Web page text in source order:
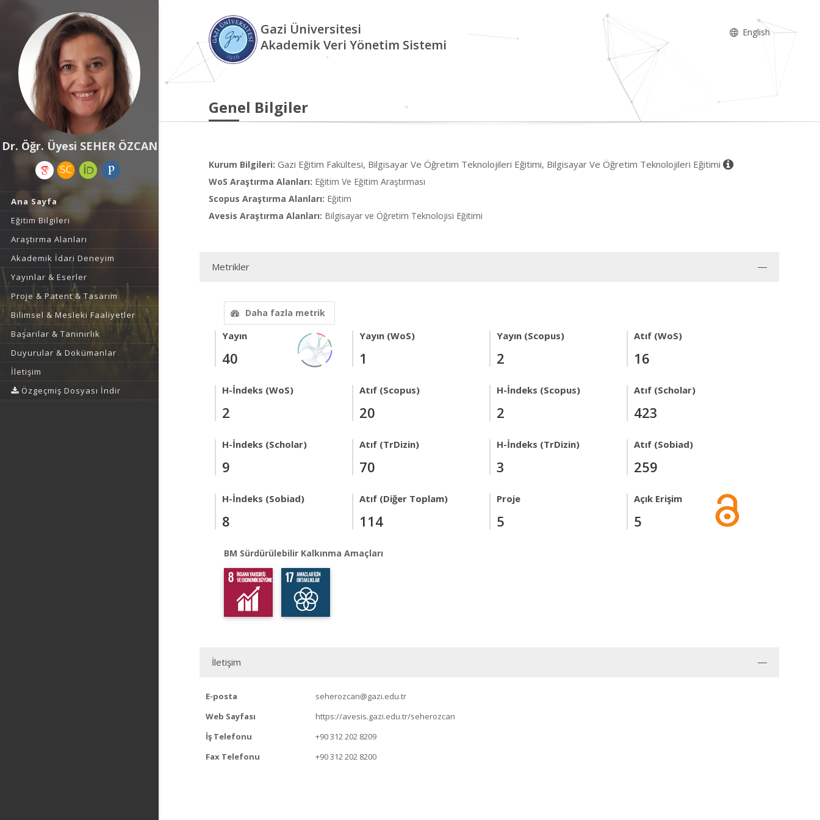
Dr. Öğr. Üyesi SEHER ÖZCAN
Ana Sayfa
Eğitim Bilgileri
Araştırma Alanları
Akademik İdari Deneyim
Yayınlar & Eserler
Proje & Patent & Tasarım
Bilimsel & Mesleki Faaliyetler
Başarılar & Tanınırlık
Duyurular & Dokümanlar
İletişim
Özgeçmiş Dosyası İndir
Gazi Üniversitesi
Akademik Veri Yönetim Sistemi
English
Genel Bilgiler
Kurum Bilgileri: Gazi Eğitim Fakültesi, Bilgisayar Ve Öğretim Teknolojileri Eğitimi, Bilgisayar Ve Öğretim Teknolojileri Eğitimi
WoS Araştırma Alanları: Eğitim Ve Eğitim Araştırması
Scopus Araştırma Alanları: Eğitim
Avesis Araştırma Alanları: Bilgisayar ve Öğretim Teknolojisi Eğitimi
Metrikler
Daha fazla metrik
Yayın
40
Yayın (WoS)
1
Yayın (Scopus)
2
Atıf (WoS)
16
H-İndeks (WoS)
2
Atıf (Scopus)
20
H-İndeks (Scopus)
2
Atıf (Scholar)
423
H-İndeks (Scholar)
9
Atıf (TrDizin)
70
H-İndeks (TrDizin)
3
Atıf (Sobiad)
259
H-İndeks (Sobiad)
8
Atıf (Diğer Toplam)
114
Proje
5
Açık Erişim
5
BM Sürdürülebilir Kalkınma Amaçları
İletişim
E-posta
seherozcan@gazi.edu.tr
Web Sayfası
https://avesis.gazi.edu.tr/seherozcan
İş Telefonu
+90 312 202 8209
Fax Telefonu
+90 312 202 8200